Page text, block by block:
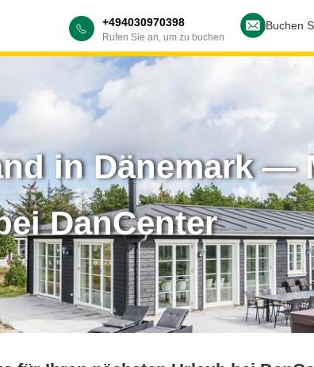
+494030970398
Rufen Sie an, um zu buchen
Buchen
in Dänemark —
DanCenter